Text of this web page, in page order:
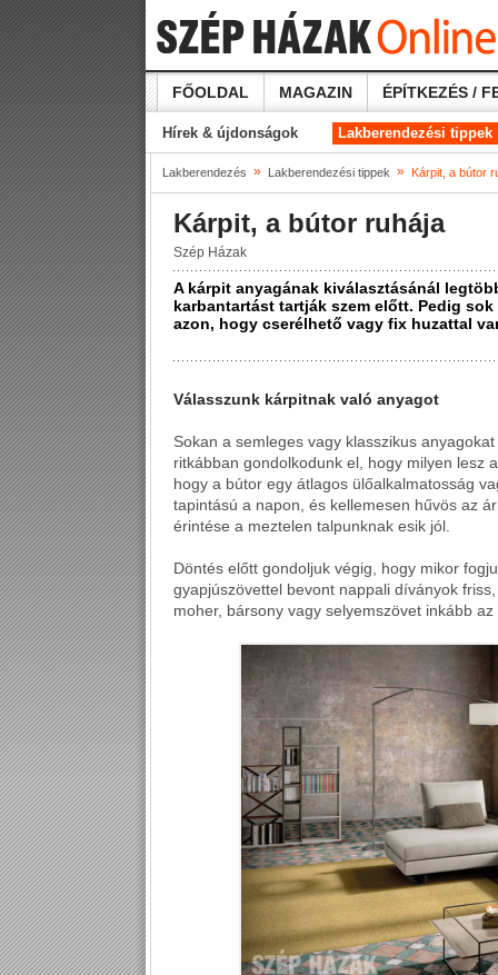
FŐOLDAL MAGAZIN ÉPÍTKEZÉS /
Hírek & újdonságok Lakberendezési tippek
Lakberendezés » Lakberendezési tippek » Kárpit, a bútor
Kárpit, a bútor ruhája
Szép Házak
A kárpit anyagának kiválasztásánál
karbantartást tartják szem előtt. Pedig
azon, hogy cserélhető vagy fix huzattal
Válasszunk kárpitnak való anyagot
Sokan a semleges vagy klasszikus
ritkábban gondolkodunk el, hogy milyen lesz
hogy a bútor egy átlagos ülőalkalmatosság
tapintású a napon, és kellemesen hűvös az
érintése a meztelen talpunknak esik jól.
Döntés előtt gondoljuk végig, hogy mikor
gyapjúszövettel bevont nappali díványok
moher, bársony vagy selyemszövet inkább